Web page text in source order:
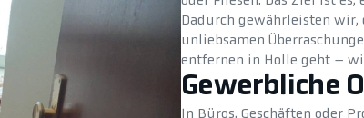
Dadurch gewährleisten
unliebsamen
entfernen in Holle geht –
Gewerbliche
In Büros, Geschäften oder